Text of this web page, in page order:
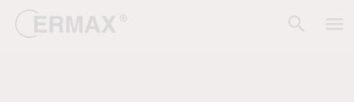
search menu